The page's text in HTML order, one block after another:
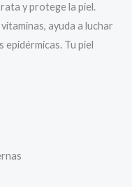
y protege la piel.
ayuda a luchar
epidérmicas. Tu piel